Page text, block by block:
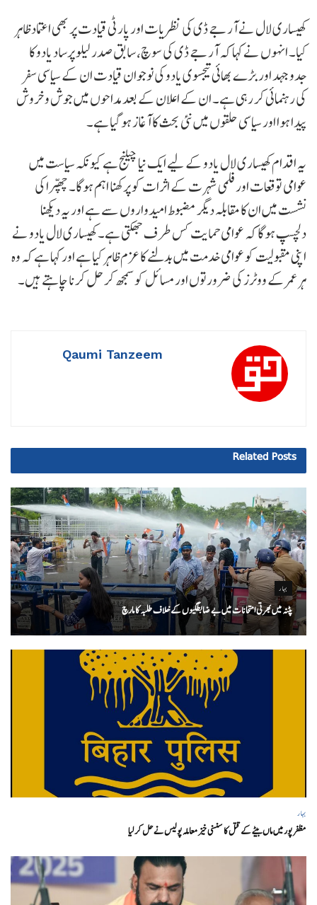
کھیساری لال نے آر جے ڈی کی نظریات اور پارٹی قیادت پر بھی اعتماد ظاہر
کیا۔ انہوں نے کہا کہ آر جے ڈی کی سوچ، سابق صدر لیلو پرساد یادو کا
جدوجہد اور بڑے بھائی تیجسوی یادو کی نوجوان قیادت ان کے سیاسی سفر
کی رہنمائی کر رہی ہے۔ ان کے اعلان کے بعد مداحوں میں جوش و خروش
پیدا ہوا اور سیاسی حلقوں میں نئی بحث کا آغاز ہو گیا ہے۔
یہ اقدام کھیساری لال یادو کے لیے ایک نیا چیلنج ہے کیونکہ سیاست میں
عوامی توقعات اور فلمی شہرت کے اثرات کو پرکھنا اہم ہوگا۔ چھپرا کی
نشست میں ان کا مقابلہ دیگر مضبوط امیدواروں سے ہے اور یہ دیکھنا
دلچسپ ہوگا کہ عوامی حمایت کس طرف جھکتی ہے۔ کھیساری لال یادو نے
اپنی مقبولیت کو عوامی خدمت میں بدلنے کا عزم ظاہر کیا ہے اور کہا ہے کہ وہ
ہر عمر کے ووٹرز کی ضرورتوں اور مسائل کو سمجھ کر حل کرنا چاہتے ہیں۔
Qaumi Tanzeem
Related Posts
بہار
پٹنہ میں بھرتی امتحانات میں بے ضابطگیوں کے خلاف طلبہ کا مارچ
بہار
مظفر پور میں ماں بیٹے کے قتل کا سنسنی خیز معاملہ پولیس نے حل کر لیا